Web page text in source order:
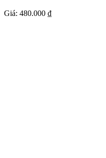
Giá: 480.000 ₫